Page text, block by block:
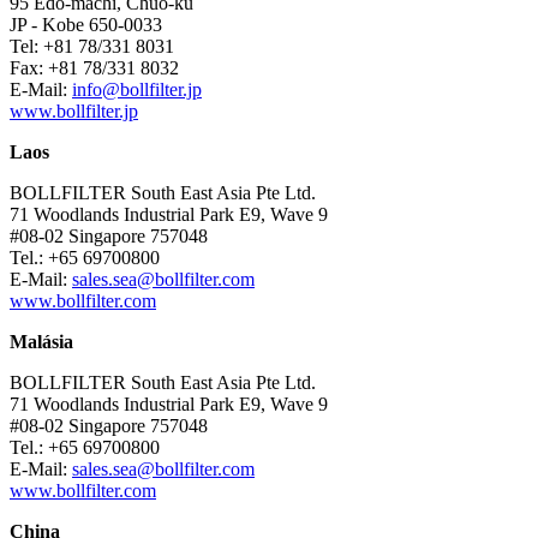
JP - Kobe 650-0033
Tel: +81 78/331 8031
Fax: +81 78/331 8032
E-Mail: info@bollfilter.jp
www.bollfilter.jp
Laos
BOLLFILTER South East Asia Pte Ltd.
71 Woodlands Industrial Park E9, Wave 9
#08-02 Singapore 757048
Tel.: +65 69700800
E-Mail: sales.sea@bollfilter.com
www.bollfilter.com
Malásia
BOLLFILTER South East Asia Pte Ltd.
71 Woodlands Industrial Park E9, Wave 9
#08-02 Singapore 757048
Tel.: +65 69700800
E-Mail: sales.sea@bollfilter.com
www.bollfilter.com
China